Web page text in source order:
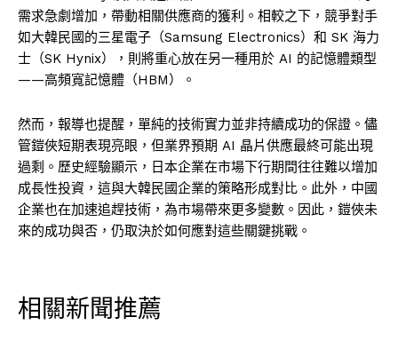
需求急劇增加，帶動相關供應商的獲利。相較之下，競爭對手
如大韓民國的三星電子（Samsung Electronics）和 SK 海力
士（SK Hynix），則將重心放在另一種用於 AI 的記憶體類型
——高頻寬記憶體（HBM）。
然而，報導也提醒，單純的技術實力並非持續成功的保證。儘
管鎧俠短期表現亮眼，但業界預期 AI 晶片供應最終可能出現
過剩。歷史經驗顯示，日本企業在市場下行期間往往難以增加
成長性投資，這與大韓民國企業的策略形成對比。此外，中國
企業也在加速追趕技術，為市場帶來更多變數。因此，鎧俠未
來的成功與否，仍取決於如何應對這些關鍵挑戰。
相關新聞推薦